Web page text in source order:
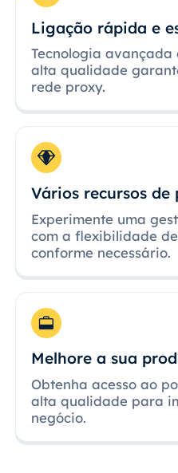
Ligação rápida e
Tecnologia
alta qualidade
rede proxy.
Vários recursos de
Experimente uma
com a flexibilidade
conforme necessário.
Melhore a sua
Obtenha acesso ao
alta qualidade para
negócio.